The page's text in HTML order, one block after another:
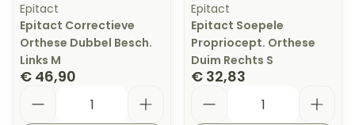
Epitact
Epitact Correctieve
Orthese Dubbel Besch.
Links M
€ 46,90
Epitact
Epitact Soepele
Propriocept. Orthese
Duim Rechts S
€ 32,83